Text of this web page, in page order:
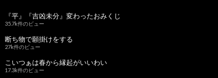
『平』『吉凶未分』変わったおみくじ
35.7k件のビュー
断ち物で願掛けをする
27k件のビュー
こいつぁは春から縁起がいいわい
17.3k件のビュー